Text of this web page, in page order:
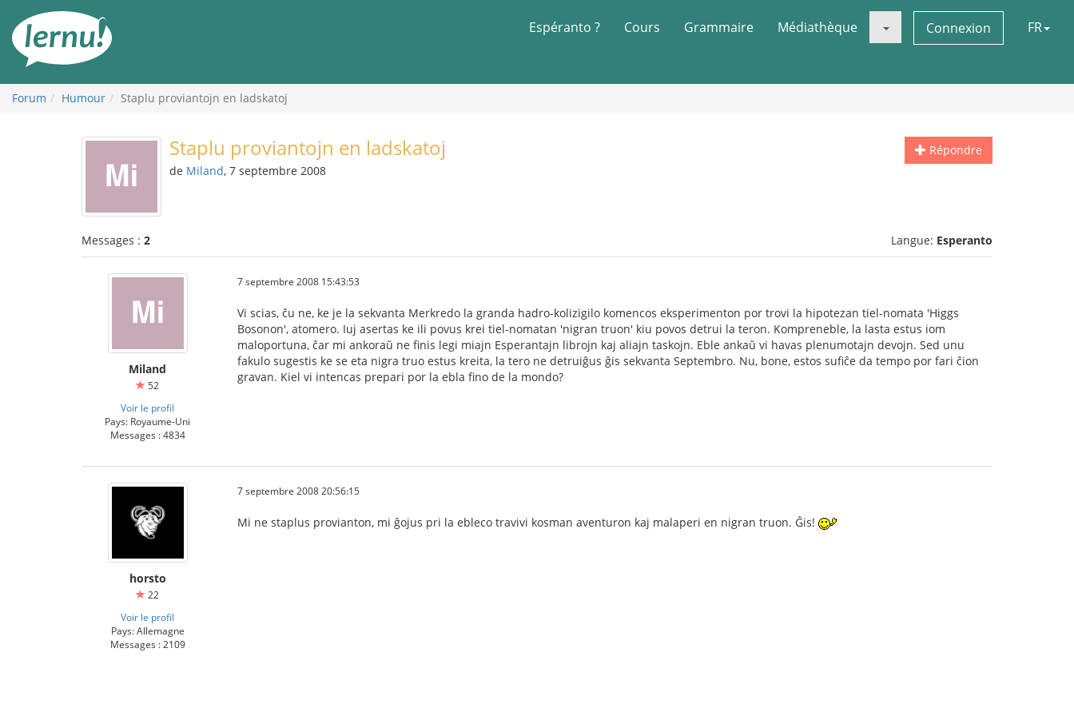
contenu
Espéranto ? Cours Grammaire Médiathèque Connexion FR
Forum Humour Staplu proviantojn en ladskatoj
Répondre
Staplu proviantojn en ladskatoj
de Miland, 7 septembre 2008
Messages : 2 Langue: Esperanto
Miland
52
Voir le profil
Pays: Royaume-Uni
Messages : 4834
7 septembre 2008 15:43:53
Vi scias, ĉu ne, ke je la sekvanta Merkredo la granda hadro-kolizigilo komencos eksperimenton por trovi la hipotezan tiel-nomata 'Higgs
Bosonon', atomero. Iuj asertas ke ili povus krei tiel-nomatan 'nigran truon' kiu povos detrui la teron. Kompreneble, la lasta estus iom
maloportuna, ĉar mi ankoraŭ ne finis legi miajn Esperantajn librojn kaj aliajn taskojn. Eble ankaŭ vi havas plenumotajn devojn. Sed unu
fakulo sugestis ke se eta nigra truo estus kreita, la tero ne detruiĝus ĝis sekvanta Septembro. Nu, bone, estos sufiĉe da tempo por fari ĉion
gravan. Kiel vi intencas prepari por la ebla fino de la mondo?
horsto
22
Voir le profil
Pays: Allemagne
Messages : 2109
7 septembre 2008 20:56:15
Mi ne staplus provianton, mi ĝojus pri la ebleco travivi kosman aventuron kaj malaperi en nigran truon. Ĝis!